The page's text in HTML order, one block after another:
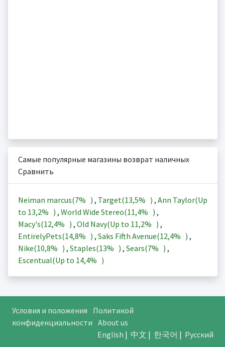
Самые популярные магазины возврат наличных
Сравнить
Neiman marcus(7% ) , Target(13,5% ) , Ann Taylor(Up
to 13,2% ) , World Wide Stereo(11,4% ) ,
Macy's(12,4% ) , Old Navy(Up to 11,2% ) ,
EntirelyPets(14,8% ) , Saks Fifth Avenue(12,4% ) ,
Nike(10,8% ) , Staples(13% ) , Sears(7% ) ,
Escentual(Up to 14,4% )
Условия и положения
Политикой
конфиденциальности About us
English | 中文 | 한국어 | Русский